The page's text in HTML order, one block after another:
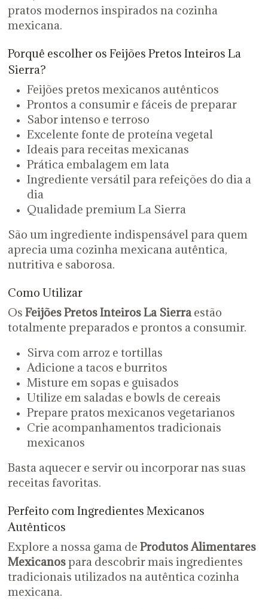
pratos modernos inspirados na cozinha
mexicana.
Porquê escolher os Feijões Pretos Inteiros La
Sierra?
Feijões pretos mexicanos autênticos
Prontos a consumir e fáceis de preparar
Sabor intenso e terroso
Excelente fonte de proteína vegetal
Ideais para receitas mexicanas
Prática embalagem em lata
Ingrediente versátil para refeições do dia a
dia
Qualidade premium La Sierra
São um ingrediente indispensável para quem
aprecia uma cozinha mexicana autêntica,
nutritiva e saborosa.
Como Utilizar
Os Feijões Pretos Inteiros La Sierraestão
totalmente preparados e prontos a consumir.
Sirva com arroz e tortillas
Adicione a tacos e burritos
Misture em sopas e guisados
Utilize em saladas e bowls de cereais
Prepare pratos mexicanos vegetarianos
Crie acompanhamentos tradicionais
mexicanos
Basta aquecer e servir ou incorporar nas suas
receitas favoritas.
Perfeito com Ingredientes Mexicanos
Autênticos
Explore a nossa gama de Produtos Alimentares
Mexicanospara descobrir mais ingredientes
tradicionais utilizados na autêntica cozinha
mexicana.